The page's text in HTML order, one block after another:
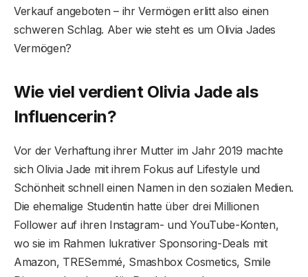
Verkauf angeboten – ihr Vermögen erlitt also einen
schweren Schlag. Aber wie steht es um Olivia Jades
Vermögen?
Wie viel verdient Olivia Jade als
Influencerin?
Vor der Verhaftung ihrer Mutter im Jahr 2019 machte
sich Olivia Jade mit ihrem Fokus auf Lifestyle und
Schönheit schnell einen Namen in den sozialen Medien.
Die ehemalige Studentin hatte über drei Millionen
Follower auf ihren Instagram- und YouTube-Konten,
wo sie im Rahmen lukrativer Sponsoring-Deals mit
Amazon, TRESemmé, Smashbox Cosmetics, Smile